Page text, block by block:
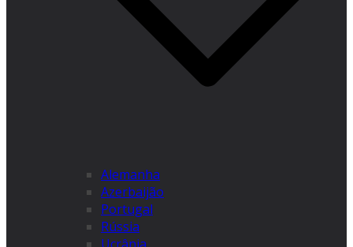
Alemanha
Azerbaijão
Portugal
Rússia